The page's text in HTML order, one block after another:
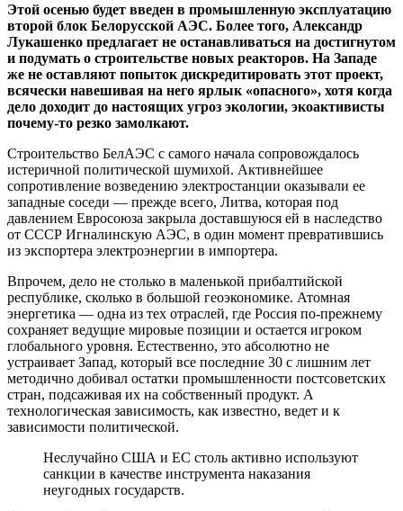
Этой осенью будет введен в промышленную эксплуатацию
второй блок Белорусской АЭС. Более того, Александр
Лукашенко предлагает не останавливаться на достигнутом
и подумать о строительстве новых реакторов. На Западе
же не оставляют попыток дискредитировать этот проект,
всячески навешивая на него ярлык «опасного», хотя когда
дело доходит до настоящих угроз экологии, экоактивисты
почему-то резко замолкают.
Строительство БелАЭС с самого начала сопровождалось
истеричной политической шумихой. Активнейшее
сопротивление возведению электростанции оказывали ее
западные соседи — прежде всего, Литва, которая под
давлением Евросоюза закрыла доставшуюся ей в наследство
от СССР Игналинскую АЭС, в один момент превратившись
из экспортера электроэнергии в импортера.
Впрочем, дело не столько в маленькой прибалтийской
республике, сколько в большой геоэкономике. Атомная
энергетика — одна из тех отраслей, где Россия по-прежнему
сохраняет ведущие мировые позиции и остается игроком
глобального уровня. Естественно, это абсолютно не
устраивает Запад, который все последние 30 с лишним лет
методично добивал остатки промышленности постсоветских
стран, подсаживая их на собственный продукт. А
технологическая зависимость, как известно, ведет и к
зависимости политической.
Неслучайно США и ЕС столь активно используют
санкции в качестве инструмента наказания
неугодных государств.